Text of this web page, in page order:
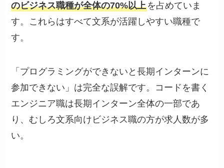
のビジネス職種が全体の70%以上を占めていま
す。これらはすべて文系が活躍しやすい職種で
す。
「プログラミングができないと長期インターンに
参加できない」は完全な誤解です。コードを書く
エンジニア職は長期インターン全体の一部であ
り、むしろ文系向けビジネス職の方が求人数が多
い。